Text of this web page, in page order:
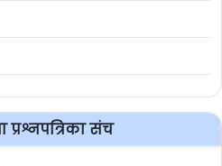
प्रश्नपत्रिका संच